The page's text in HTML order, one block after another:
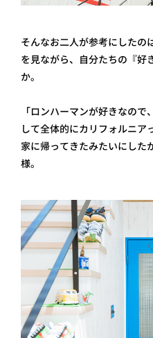
そんなお二人が参考にした
を見ながら、自分たちの『好
か。
「ロンハーマンが好きなの
して全体的にカリフォルニア
家に帰ってきたみたいにした
様。